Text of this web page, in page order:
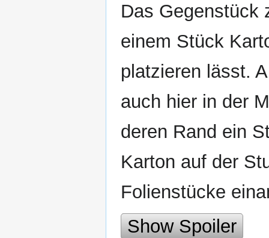
Das Gegenstück
einem Stück
platzieren lässt.
auch hier in der
deren Rand ein
Karton auf der
Folienstücke
Show Spoiler